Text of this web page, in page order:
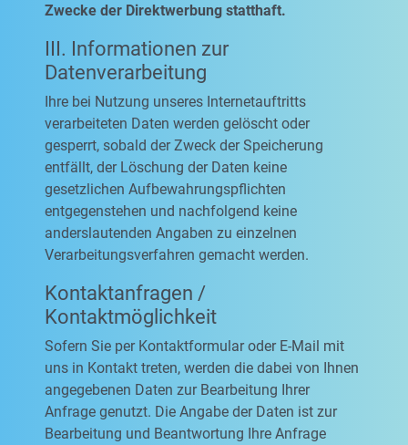
Zwecke der Direktwerbung statthaft.
III. Informationen zur
Datenverarbeitung
Ihre bei Nutzung unseres Internetauftritts
verarbeiteten Daten werden gelöscht oder
gesperrt, sobald der Zweck der Speicherung
entfällt, der Löschung der Daten keine
gesetzlichen Aufbewahrungspflichten
entgegenstehen und nachfolgend keine
anderslautenden Angaben zu einzelnen
Verarbeitungsverfahren gemacht werden.
Kontaktanfragen /
Kontaktmöglichkeit
Sofern Sie per Kontaktformular oder E-Mail mit
uns in Kontakt treten, werden die dabei von Ihnen
angegebenen Daten zur Bearbeitung Ihrer
Anfrage genutzt. Die Angabe der Daten ist zur
Bearbeitung und Beantwortung Ihre Anfrage